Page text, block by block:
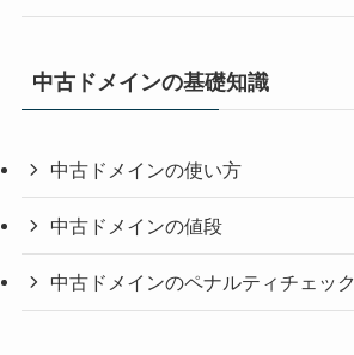
中古ドメインの基礎知識
中古ドメインの使い方
中古ドメインの値段
中古ドメインのペナルティチェック